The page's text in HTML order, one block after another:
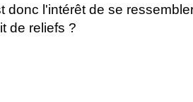
donc l'intérêt de se
de reliefs ?